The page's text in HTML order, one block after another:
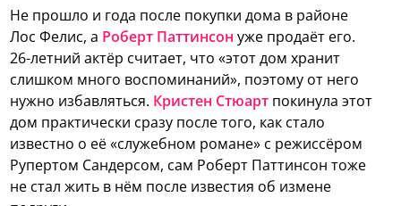
Не прошло и года после покупки дома в районе
Лос Фелис, а Роберт Паттинсон уже продаёт его.
26-летний актёр считает, что «этот дом хранит
слишком много воспоминаний», поэтому от него
нужно избавляться. Кристен Стюарт покинула этот
дом практически сразу после того, как стало
известно о её «служебном романе» с режиссёром
Рупертом Сандерсом, сам Роберт Паттинсон тоже
не стал жить в нём после известия об измене